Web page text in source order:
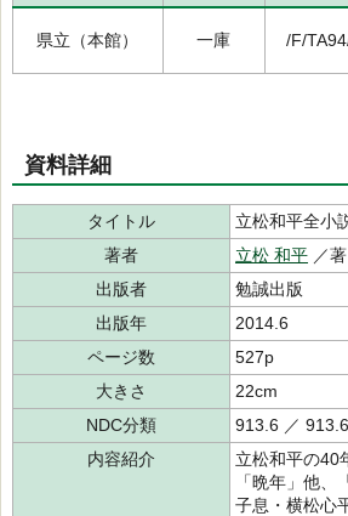
県立（本館） 一庫 /F/
資料詳細
タイトル
立松和平全小
著者
立松 和平 ／著
出版者
勉誠出版
出版年
2014.6
ページ数
527p
大きさ
22cm
NDC分類
913.6 ／ 913.6
内容紹介
立松和平の40
「晩年」他
子息・横松心